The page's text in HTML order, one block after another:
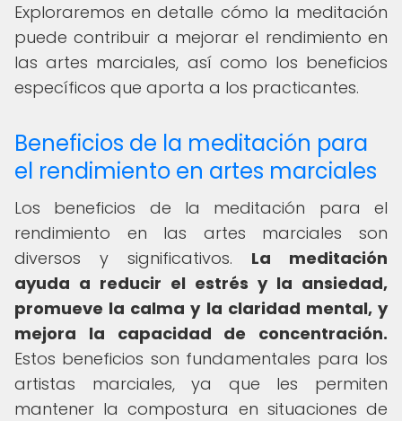
Exploraremos en detalle cómo la meditación
puede contribuir a mejorar el rendimiento en
las artes marciales, así como los beneficios
específicos que aporta a los practicantes.
Beneficios de la meditación para
el rendimiento en artes marciales
Los beneficios de la meditación para el
rendimiento en las artes marciales son
diversos y significativos. La meditación
ayuda a reducir el estrés y la ansiedad,
promueve la calma y la claridad mental, y
mejora la capacidad de concentración.
Estos beneficios son fundamentales para los
artistas marciales, ya que les permiten
mantener la compostura en situaciones de